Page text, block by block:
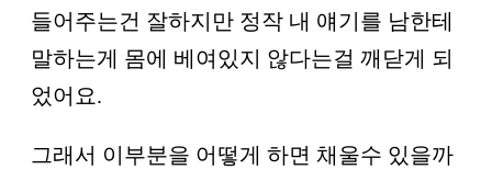
들어주는건 잘하지만 정작 내 얘기를 남한테
말하는게 몸에 베여있지 않다는걸 깨닫게 되
었어요.
그래서 이부분을 어떻게 하면 채울수 있을까